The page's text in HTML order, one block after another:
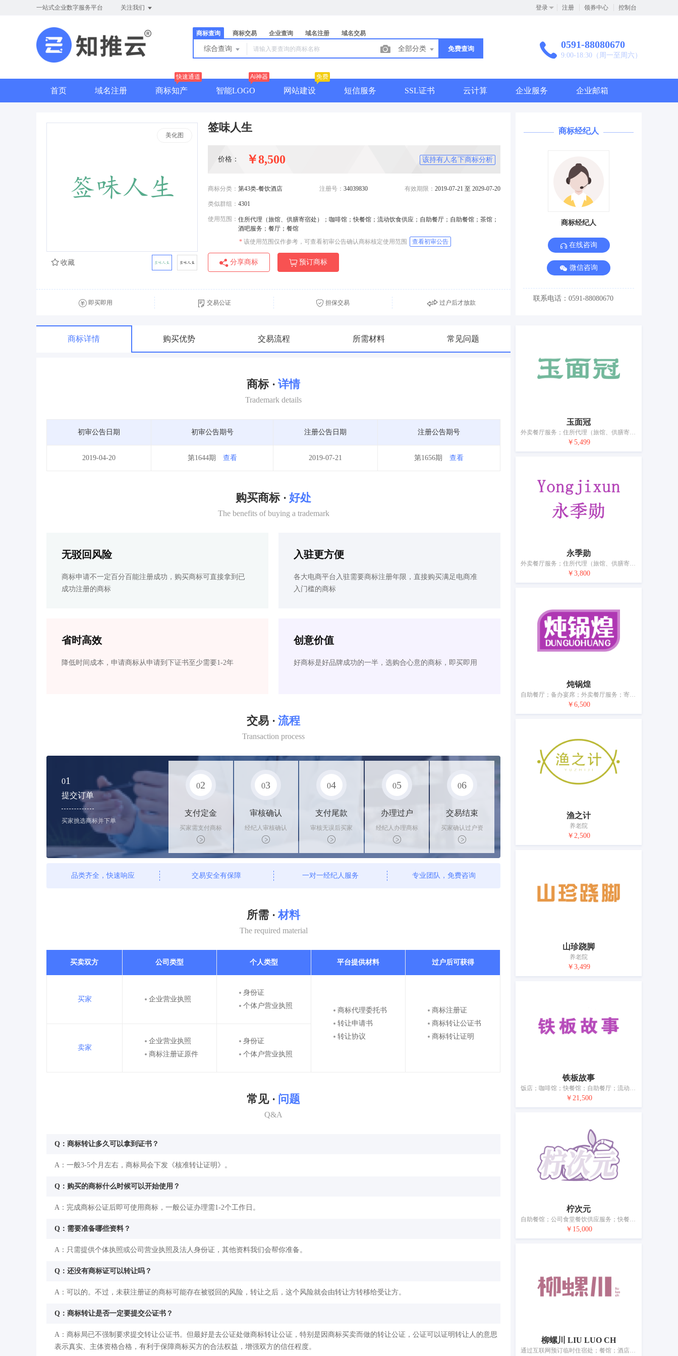
一站式企业数字服务平台 关注我们 登录 注册 领券中心 控制台
商标查询 商标交易 企业查询 域名注册 域名交易
综合查询 全部分类 免费查询 0591-88080670
9:00-18:30（周一至周六）
首页 域名注册 商标知产
快速通道
智能LOGO
Ai神器
网站建设
免费
短信服务 SSL证书 云计算 企业服务 企业邮箱
美化图
签味人生
价格： ￥8,500 该持有人名下商标分析
商标分类： 第43类-餐饮酒店 注册号： 34039830 有效期限： 2019-07-21 至 2029-07-20
类似群组： 4301
使用范围： 住所代理（旅馆、供膳寄宿处）；咖啡馆；快餐馆；流动饮食供应；自助餐厅；自助餐馆；茶馆；
酒吧服务；餐厅；餐馆
* 该使用范围仅作参考，可查看初审公告确认商标核定使用范围 查看初审公告
分享商标 预订商标
收藏
即买即用 交易公证 担保交易 过户后才放款
商标详情 购买优势 交易流程 所需材料 常见问题
商标 · 详情
Trademark details
初审公告日期 初审公告期号 注册公告日期 注册公告期号
2019-04-20 第1644期 查看 2019-07-21 第1656期 查看
购买商标 · 好处
The benefits of buying a trademark
无驳回风险
商标申请不一定百分百能注册成功，购买商标可直接拿到已
成功注册的商标
入驻更方便
各大电商平台入驻需要商标注册年限，直接购买满足电商准
入门槛的商标
省时高效
降低时间成本，申请商标从申请到下证书至少需要1-2年
创意价值
好商标是好品牌成功的一半，选购合心意的商标，即买即用
交易 · 流程
Transaction process
01
提交订单
买家挑选商标并下单
02
支付定金
买家需支付商标
标价的10%的购
买订金
03
审核确认
经纪人审核确认
商标状态
04
支付尾款
审核无误后买家
支付尾款，卖家
办理相关手续
05
办理过户
经纪人办理商标
转让手续，交付
相关证书
06
交易结束
买家确认过户资
料后，平台解冻
资金支付卖家
品类齐全，快速响应 交易安全有保障 一对一经纪人服务 专业团队，免费咨询
所需 · 材料
The required material
买卖双方 公司类型 个人类型 平台提供材料 过户后可获得
买家 企业营业执照
身份证
个体户营业执照
商标代理委托书
转让申请书
转让协议
商标注册证
商标转让公证书
商标转让证明
卖家
企业营业执照
商标注册证原件
身份证
个体户营业执照
常见 · 问题
Q&A
Q：商标转让多久可以拿到证书？
A：一般3-5个月左右，商标局会下发《核准转让证明》。
Q：购买的商标什么时候可以开始使用？
A：完成商标公证后即可使用商标，一般公证办理需1-2个工作日。
Q：需要准备哪些资料？
A：只需提供个体执照或公司营业执照及法人身份证，其他资料我们会帮你准备。
Q：还没有商标证可以转让吗？
A：可以的。不过，未获注册证的商标可能存在被驳回的风险，转让之后，这个风险就会由转让方转移给受让方。
Q：商标转让是否一定要提交公证书？
A：商标局已不强制要求提交转让公证书。但最好是去公证处做商标转让公证，特别是因商标买卖而做的转让公证，公证可以证明转让人的意思
表示真实、主体资格合格，有利于保障商标买方的合法权益，增强双方的信任程度。
商标经纪人
商标经纪人
在线咨询
微信咨询
联系电话：0591-88080670
玉面冠
外卖餐厅服务；住所代理（旅馆、供膳寄宿处）；咖啡馆；啤酒屋服务；假日野营住宿服务；拉面馆；私人厨师服务；茶馆；餐馆；餐馆服务
￥5,499
永季勋
外卖餐厅服务；住所代理（旅馆、供膳寄宿处）；餐厅；茶馆；餐馆；提供野营场地设施；养老院；日间托儿所（看孩子）；动物寄养；出租椅子、桌子、桌布和玻璃器皿
￥3,800
炖锅煌
自助餐厅；备办宴席；外卖餐厅服务；寄宿处；快餐馆；流动饮食供应；餐厅；餐馆；饭店；饭店食宿服务
￥6,500
渔之计
养老院
￥2,500
山珍跷脚
养老院
￥3,499
铁板故事
饭店；咖啡馆；快餐馆；自助餐厅；流动饮食供应；提供野营场地设施；养老院；日间托儿所（看孩子）；动物寄养；出租椅子、桌子、桌布和玻璃器皿
￥21,500
柠次元
自助餐馆；公司食堂餐饮供应服务；快餐馆；流动饮食供应；自助餐厅；外卖餐馆；茶馆；餐厅；餐馆；饭店
￥15,000
柳螺川 LIU LUO CH
通过互联网预订临时住宿处；餐馆；酒店住宿服务；果汁吧；流动饮食供应；酒吧服务；提供会议室；养老院；托儿所服务；餐具出租